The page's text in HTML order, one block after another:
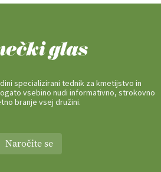
specializirani tednik za kmetijstvo in
vsebino nudi informativno, strokovno
branje vsej družini.
Naročite se